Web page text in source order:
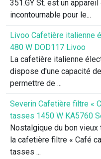
351.GY St. est un
incontournable pour le...
Livoo Cafetière italienne
480 W DOD117 Livoo
La cafetière italienne
dispose d'une capacité
permettre de ...
Severin Cafetière filtre «
tasses 1450 W KA5760
Nostalgique du bon
la cafetière filtre « Café
tasses ...